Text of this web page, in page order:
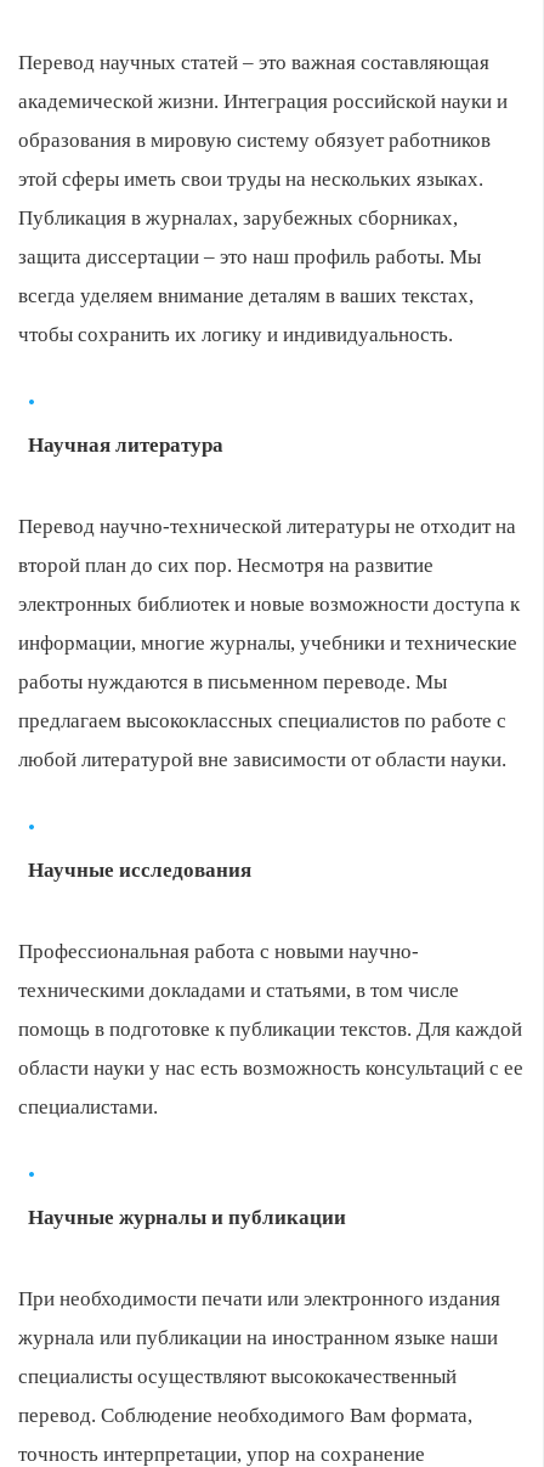
Перевод научных статей – это важная составляющая
академической жизни. Интеграция российской науки и
образования в мировую систему обязует работников
этой сферы иметь свои труды на нескольких языках.
Публикация в журналах, зарубежных сборниках,
защита диссертации – это наш профиль работы. Мы
всегда уделяем внимание деталям в ваших текстах,
чтобы сохранить их логику и индивидуальность.
Научная литература
Перевод научно-технической литературы не отходит на
второй план до сих пор. Несмотря на развитие
электронных библиотек и новые возможности доступа к
информации, многие журналы, учебники и технические
работы нуждаются в письменном переводе. Мы
предлагаем высококлассных специалистов по работе с
любой литературой вне зависимости от области науки.
Научные исследования
Профессиональная работа с новыми научно-
техническими докладами и статьями, в том числе
помощь в подготовке к публикации текстов. Для каждой
области науки у нас есть возможность консультаций с ее
специалистами.
Научные журналы и публикации
При необходимости печати или электронного издания
журнала или публикации на иностранном языке наши
специалисты осуществляют высококачественный
перевод. Соблюдение необходимого Вам формата,
точность интерпретации, упор на сохранение